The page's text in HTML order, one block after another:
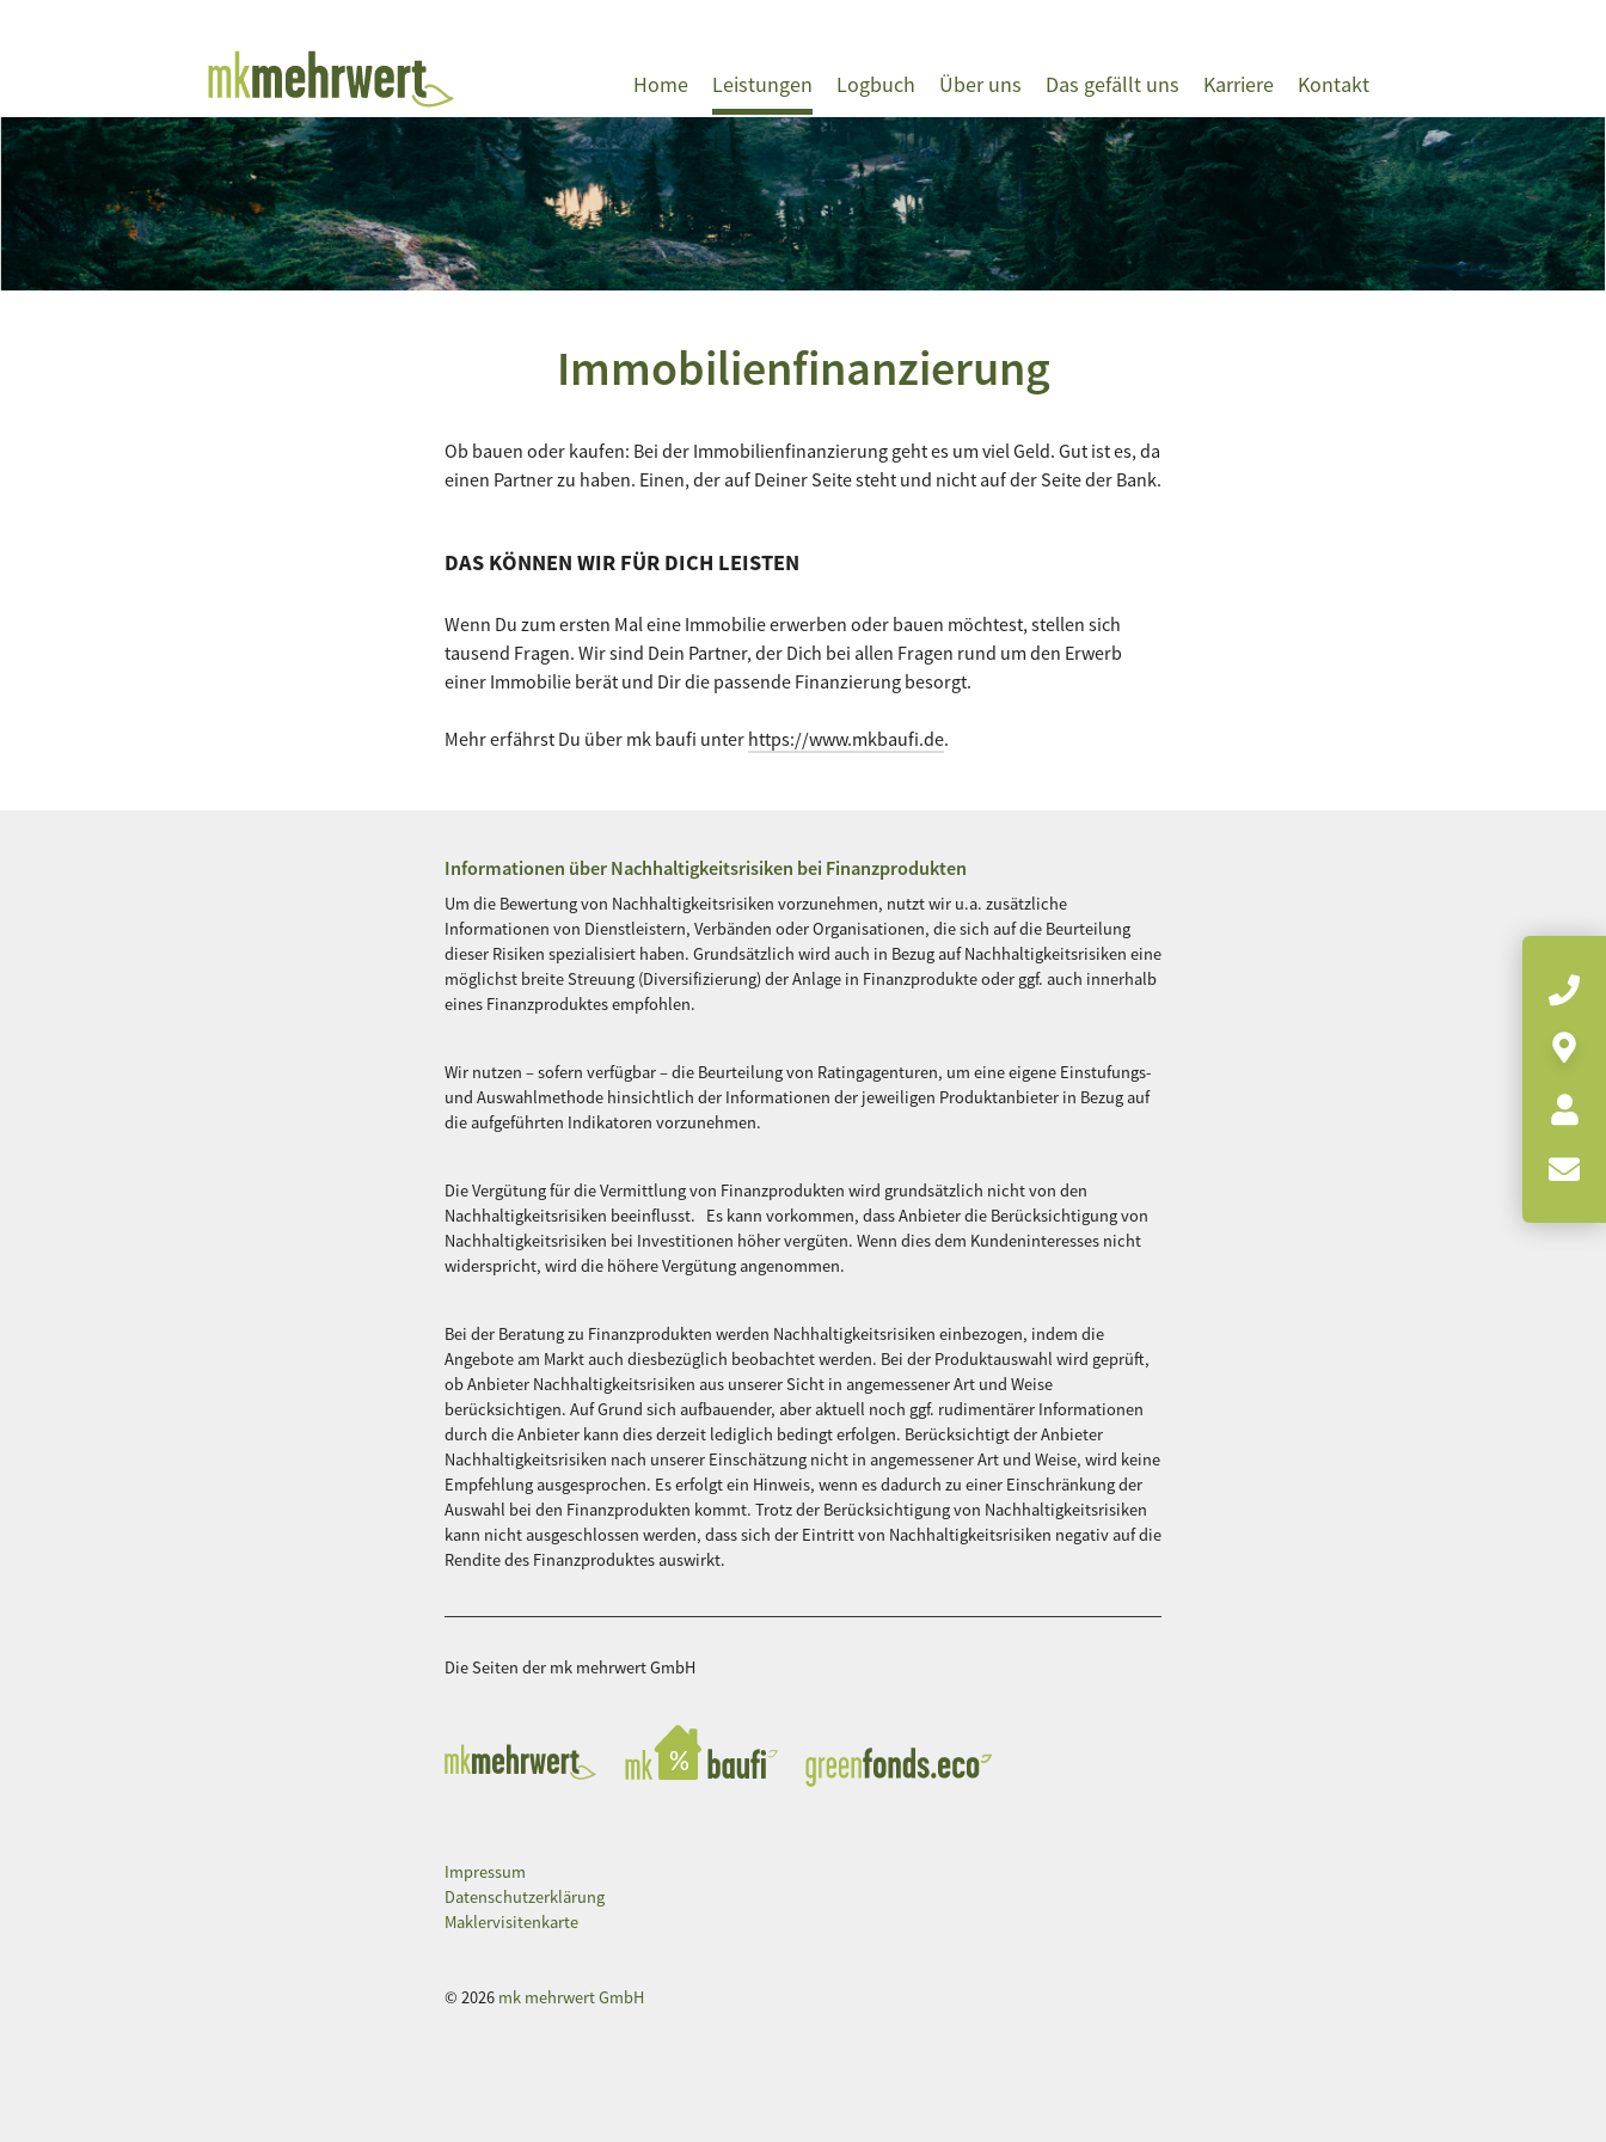
Home Leistungen Logbuch Über uns Das gefällt uns Karriere Kontakt
Immobilienfinanzierung
Ob bauen oder kaufen: Bei der Immobilienfinanzierung geht es um viel Geld. Gut ist es, da
einen Partner zu haben. Einen, der auf Deiner Seite steht und nicht auf der Seite der Bank.
DAS KÖNNEN WIR FÜR DICH LEISTEN
Wenn Du zum ersten Mal eine Immobilie erwerben oder bauen möchtest, stellen sich
tausend Fragen. Wir sind Dein Partner, der Dich bei allen Fragen rund um den Erwerb
einer Immobilie berät und Dir die passende Finanzierung besorgt.
Mehr erfährst Du über mk baufi unter https://www.mkbaufi.de.
Informationen über Nachhaltigkeitsrisiken bei Finanzprodukten
Um die Bewertung von Nachhaltigkeitsrisiken vorzunehmen, nutzt wir u.a. zusätzliche
Informationen von Dienstleistern, Verbänden oder Organisationen, die sich auf die Beurteilung
dieser Risiken spezialisiert haben. Grundsätzlich wird auch in Bezug auf Nachhaltigkeitsrisiken eine
möglichst breite Streuung (Diversifizierung) der Anlage in Finanzprodukte oder ggf. auch innerhalb
eines Finanzproduktes empfohlen.
Wir nutzen – sofern verfügbar – die Beurteilung von Ratingagenturen, um eine eigene Einstufungs-
und Auswahlmethode hinsichtlich der Informationen der jeweiligen Produktanbieter in Bezug auf
die aufgeführten Indikatoren vorzunehmen.
Die Vergütung für die Vermittlung von Finanzprodukten wird grundsätzlich nicht von den
Nachhaltigkeitsrisiken beeinflusst. Es kann vorkommen, dass Anbieter die Berücksichtigung von
Nachhaltigkeitsrisiken bei Investitionen höher vergüten. Wenn dies dem Kundeninteresses nicht
widerspricht, wird die höhere Vergütung angenommen.
Bei der Beratung zu Finanzprodukten werden Nachhaltigkeitsrisiken einbezogen, indem die
Angebote am Markt auch diesbezüglich beobachtet werden. Bei der Produktauswahl wird geprüft,
ob Anbieter Nachhaltigkeitsrisiken aus unserer Sicht in angemessener Art und Weise
berücksichtigen. Auf Grund sich aufbauender, aber aktuell noch ggf. rudimentärer Informationen
durch die Anbieter kann dies derzeit lediglich bedingt erfolgen. Berücksichtigt der Anbieter
Nachhaltigkeitsrisiken nach unserer Einschätzung nicht in angemessener Art und Weise, wird keine
Empfehlung ausgesprochen. Es erfolgt ein Hinweis, wenn es dadurch zu einer Einschränkung der
Auswahl bei den Finanzprodukten kommt. Trotz der Berücksichtigung von Nachhaltigkeitsrisiken
kann nicht ausgeschlossen werden, dass sich der Eintritt von Nachhaltigkeitsrisiken negativ auf die
Rendite des Finanzproduktes auswirkt.
Die Seiten der mk mehrwert GmbH
Impressum
Datenschutzerklärung
Maklervisitenkarte
© 2026 mk mehrwert GmbH